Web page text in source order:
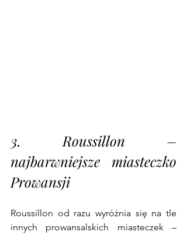
3. Roussillon –
najbarwniejsze miasteczko
Prowansji
Roussillon od razu wyróżnia się na tle
innych prowansalskich miasteczek –